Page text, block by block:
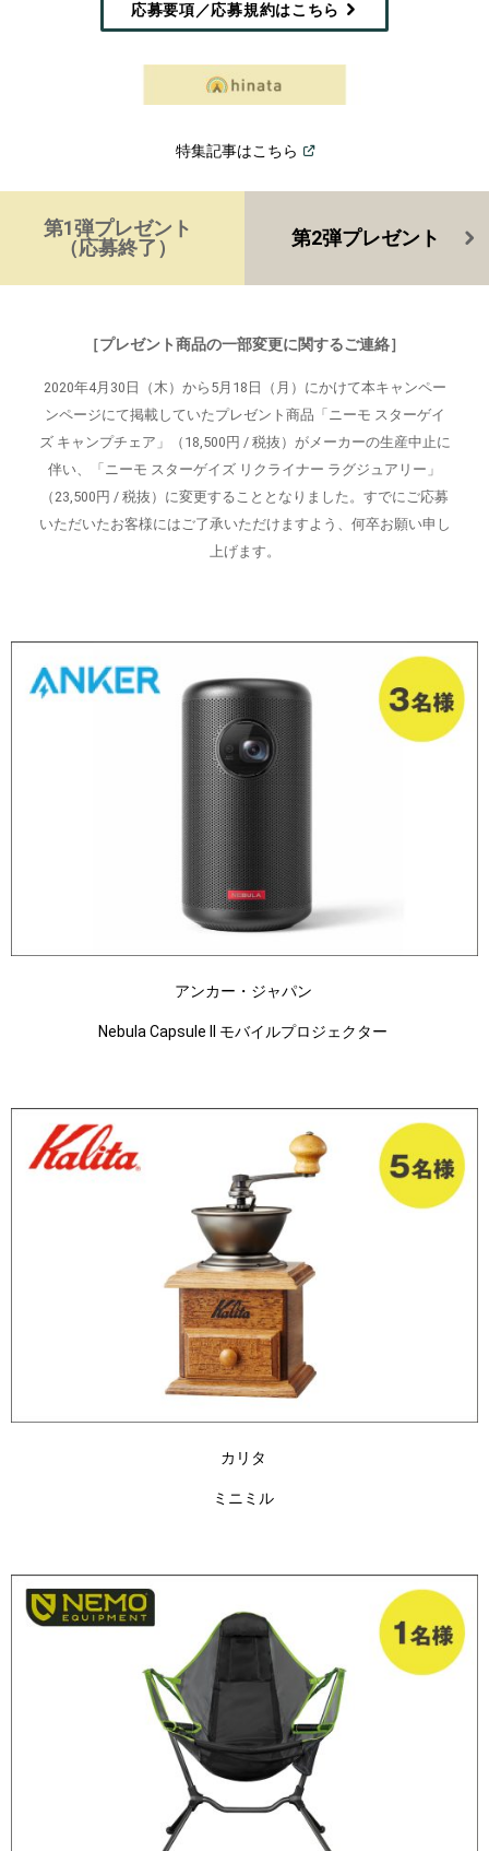
応募要項／応募規約はこちら
特集記事はこちら Open in a new window
第1弾プレゼント
（応募終了）
第2弾プレゼント
［プレゼント商品の一部変更に関するご連絡］
2020年4月30日（木）から5月18日（月）にかけて本キャンペー
ンページにて掲載していたプレゼント商品「ニーモ スターゲイ
ズ キャンプチェア」（18,500円 / 税抜）がメーカーの生産中止に
伴い、「ニーモ スターゲイズ リクライナー ラグジュアリー」
（23,500円 / 税抜）に変更することとなりました。すでにご応募
いただいたお客様にはご了承いただけますよう、何卒お願い申し
上げます。
アンカー・ジャパン
Nebula Capsule II モバイルプロジェクター
カリタ
ミニミル